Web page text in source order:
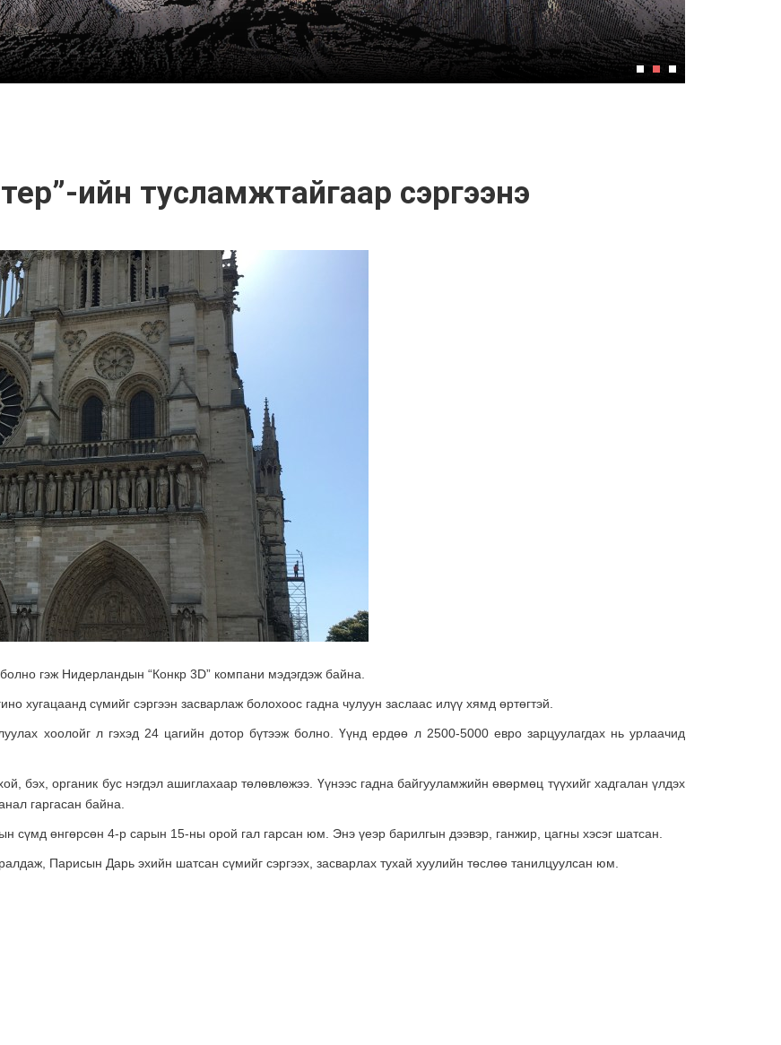
ийн тусламжтайгаар сэргээнэ
гэж Нидерландын “Конкр 3D” компани мэдэгдэж байна.
хугацаанд сүмийг сэргээн засварлаж болохоос гадна чулуун заслаас илүү хямд өртөгтэй.
хоолойг л гэхэд 24 цагийн дотор бүтээж болно. Үүнд ердөө л 2500-5000 евро зарцуулагдах нь урлаачид
бэх, органик бус нэгдэл ашиглахаар төлөвлөжээ. Үүнээс гадна байгууламжийн өвөрмөц түүхийг хадгалан үлдэх
гаргасан байна.
сүмд өнгөрсөн 4-р сарын 15-ны орой гал гарсан юм. Энэ үеэр барилгын дээвэр, ганжир, цагны хэсэг шатсан.
Парисын Дарь эхийн шатсан сүмийг сэргээх, засварлах тухай хуулийн төслөө танилцуулсан юм.